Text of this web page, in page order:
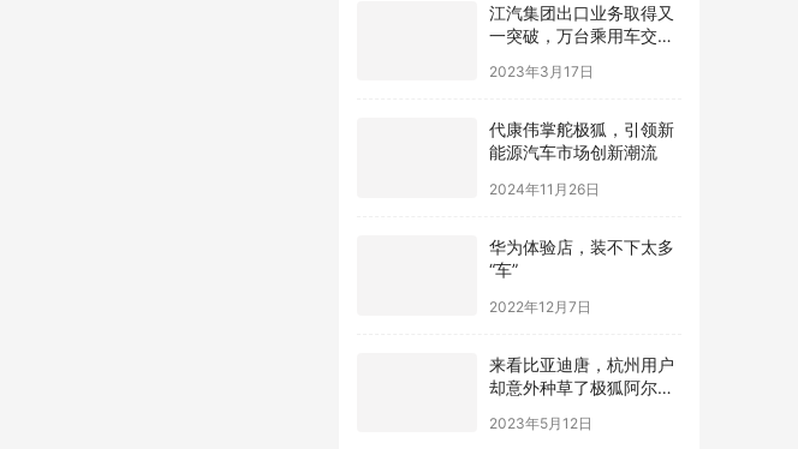
江汽集团出口业务取得又
一突破，万台乘用车交付
2023年3月17日
​代康伟掌舵极狐，引领新
能源汽车市场创新潮流
2024年11月26日
华为体验店，装不下太多
“车”
2022年12月7日
来看比亚迪唐，杭州用户
却意外种草了极狐阿尔法
2023年5月12日